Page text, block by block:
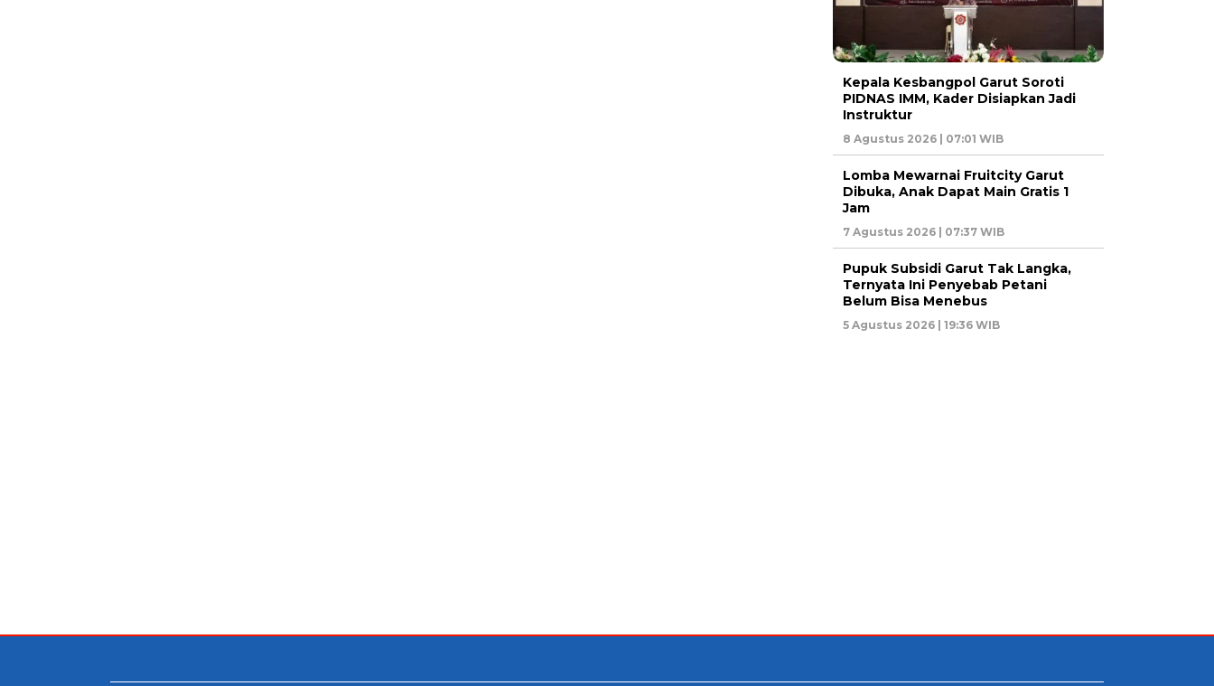
Kepala Kesbangpol Garut Soroti
PIDNAS IMM, Kader Disiapkan Jadi
Instruktur
8 Agustus 2026 | 07:01 WIB
Lomba Mewarnai Fruitcity Garut
Dibuka, Anak Dapat Main Gratis 1
Jam
7 Agustus 2026 | 07:37 WIB
Pupuk Subsidi Garut Tak Langka,
Ternyata Ini Penyebab Petani
Belum Bisa Menebus
5 Agustus 2026 | 19:36 WIB